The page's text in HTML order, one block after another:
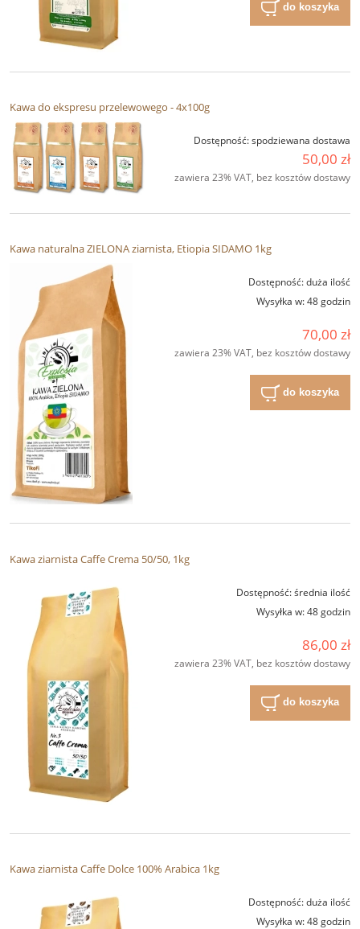
do koszyka
Kawa do ekspresu przelewowego - 4x100g
Dostępność:spodziewana dostawa
50,00 zł
zawiera 23% VAT, bez kosztów dostawy
Kawa naturalna ZIELONA ziarnista, Etiopia SIDAMO 1kg
Dostępność:duża ilość
Wysyłka w:48 godzin
70,00 zł
zawiera 23% VAT, bez kosztów dostawy
do koszyka
Kawa ziarnista Caffe Crema 50/50, 1kg
Dostępność:średnia ilość
Wysyłka w:48 godzin
86,00 zł
zawiera 23% VAT, bez kosztów dostawy
do koszyka
Kawa ziarnista Caffe Dolce 100% Arabica 1kg
Dostępność:duża ilość
Wysyłka w:48 godzin